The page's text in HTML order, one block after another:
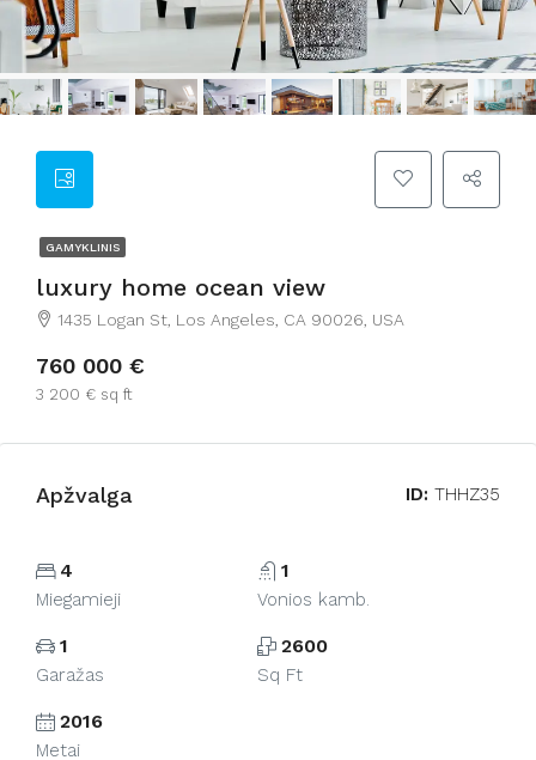
GAMYKLINIS
luxury home ocean view
1435 Logan St, Los Angeles, CA 90026, USA
760 000 €
3 200 € sq ft
Apžvalga ID: THHZ35
4
Miegamieji
1
Vonios kamb.
1
Garažas
2600
Sq Ft
2016
Metai